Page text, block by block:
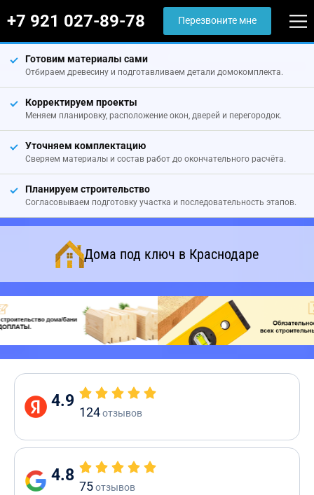
+7 921 027-89-78 Перезвоните мне
Готовим материалы сами
Отбираем древесину и подготавливаем детали домокомплекта.
Корректируем проекты
Меняем планировку, расположение окон, дверей и перегородок.
Уточняем комплектацию
Сверяем материалы и состав работ до окончательного расчёта.
Планируем строительство
Согласовываем подготовку участка и последовательность этапов.
Дома под ключ в Краснодаре
4.9
124отзывов
4.8
75отзывов